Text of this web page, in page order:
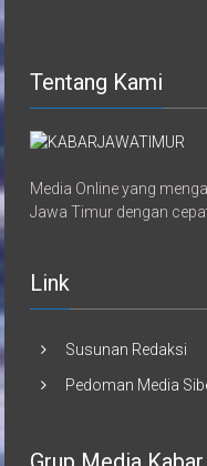
Tentang Kami
Media Online yang
Jawa Timur dengan
Link
Susunan Redaksi
Pedoman Media